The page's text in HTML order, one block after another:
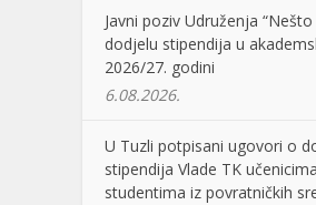
Javni poziv Udruženja “Nešto
dodjelu stipendija u
2026/27. godini
6.08.2026.
U Tuzli potpisani ugovori o
stipendija Vlade TK
studentima iz povratničkih